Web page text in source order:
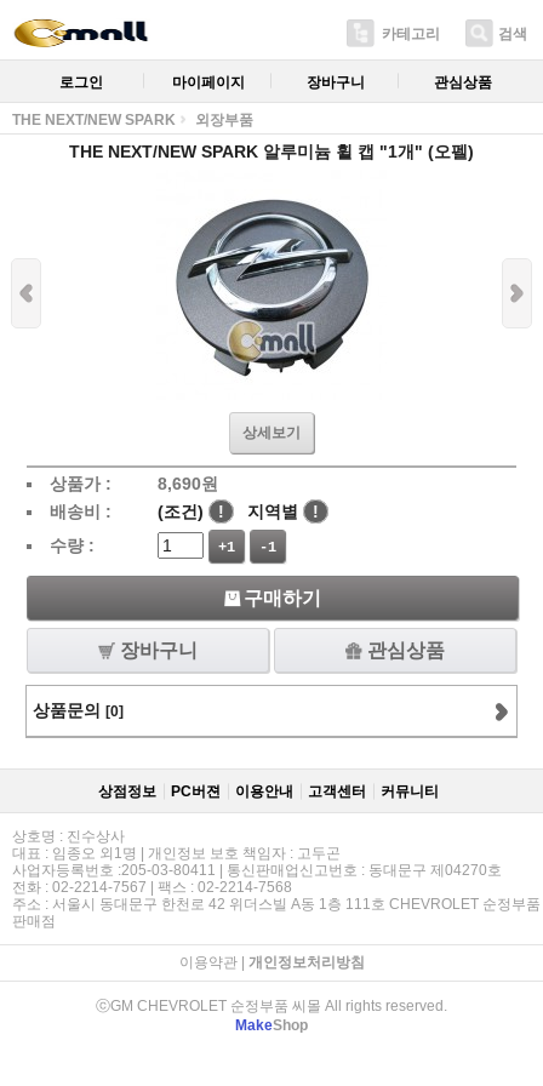
카테고리 검색
로그인 마이페이지 장바구니 관심상품
THE NEXT/NEW SPARK 외장부품
THE NEXT/NEW SPARK 알루미늄 휠 캡 "1개" (오펠)
상세보기
상품가 : 8,690원
배송비 :
(조건) ! 지역별
!
수량 :
+1 -1
구매하기
장바구니 관심상품
상품문의 [0]
상점정보 PC버젼 이용안내 고객센터 커뮤니티
상호명 : 진수상사
대표 : 임종오 외1명 | 개인정보 보호 책임자 : 고두곤
사업자등록번호 :205-03-80411 | 통신판매업신고번호 : 동대문구 제04270호
전화 : 02-2214-7567 | 팩스 : 02-2214-7568
주소 : 서울시 동대문구 한천로 42 위더스빌 A동 1층 111호 CHEVROLET 순정부품
판매점
이용약관| 개인정보처리방침
ⓒGM CHEVROLET 순정부품 씨몰 All rights reserved.
MakeShop